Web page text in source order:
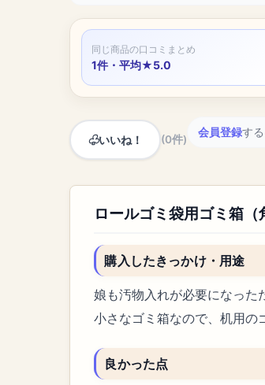
同じ商品の口コミまとめ
1件・平均★5.0
いいね！ (0件)
会員登録す
ロールゴミ袋用ゴミ箱
購入したきっかけ・用途
娘も汚物入れが必要になった
小さなゴミ箱なので、机用の
良かった点